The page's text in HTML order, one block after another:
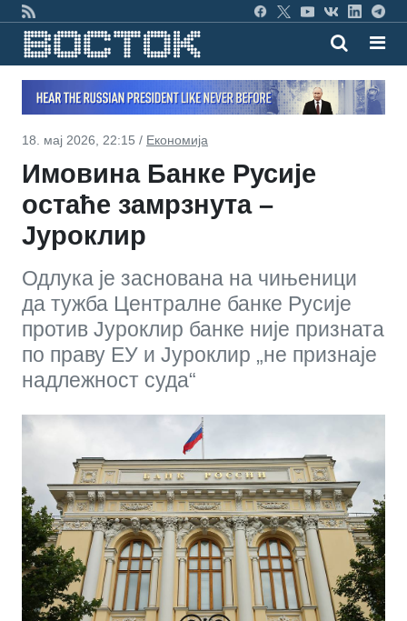
18. мај 2026, 22:15 / Економија
Имовина Банке Русије
остаће замрзнута –
Јуроклир
Одлука је заснована на чињеници
да тужба Централне банке Русије
против Јуроклир банке није призната
по праву ЕУ и Јуроклир „не признаје
надлежност суда“